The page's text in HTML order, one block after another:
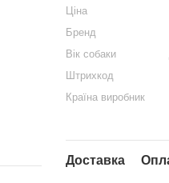
Ціна
Бренд
Вік собаки
Штрихкод
Країна виробник
Доставка